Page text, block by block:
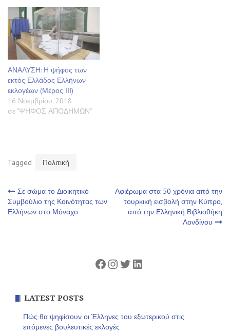
ΑΝΑΛΥΣΗ: Η ψήφος των
εκτός Ελλάδος Ελλήνων
εκλογέων (Μέρος ΙΙΙ)
16 Νοεμβρίου, 2018
σε "ΨΗΦΟΣ ΑΠΟΔΗΜΩΝ"
Tagged Πολιτική
Πλοήγηση
άρθρων
Σε σώμα το Διοικητικό
Συμβούλιο της Κοινότητας των
Ελλήνων στο Μόναχο
Αφιέρωμα στα 50 χρόνια από την
τουρκική εισβολή στην Κύπρο,
από την Ελληνική Βιβλιοθήκη
Λονδίνου
Facebook
Instagram
Twitter
Linkedin
LATEST POSTS
Πώς θα ψηφίσουν οι Έλληνες του εξωτερικού στις
επόμενες βουλευτικές εκλογές